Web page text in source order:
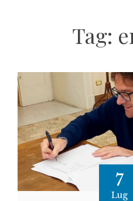
Tag:
7
Lug